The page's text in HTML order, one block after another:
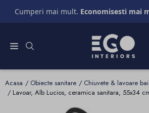
Cumperi mai mult. Economisesti mai
Acasa Obiecte sanitare
Chiuvete & lavoare
Lavoar, Alb Lucios, ceramica sanitara, 55x34